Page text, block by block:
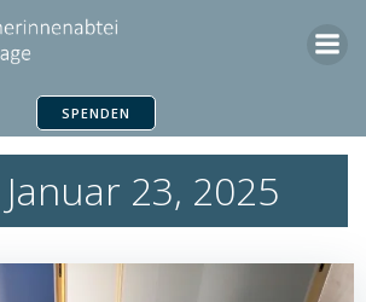
Zum
Inhalt
SPENDEN
23, 2025